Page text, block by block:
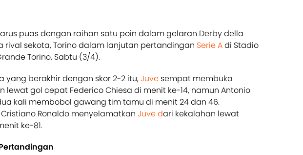
puas dengan raihan satu poin dalam gelaran Derby della
rival sekota, Torino dalam lanjutan pertandingan Serie Adi Stadio
Torino, Sabtu (3/4).
yang berakhir dengan skor 2-2 itu,Juve sempat membuka
lewat gol cepat Federico Chiesa di menit ke-14, namun Antonio
kali membobol gawang tim tamu di menit 24 dan 46.
Ronaldo menyelamatkan Juve dari kekalahan lewat
ke-81.